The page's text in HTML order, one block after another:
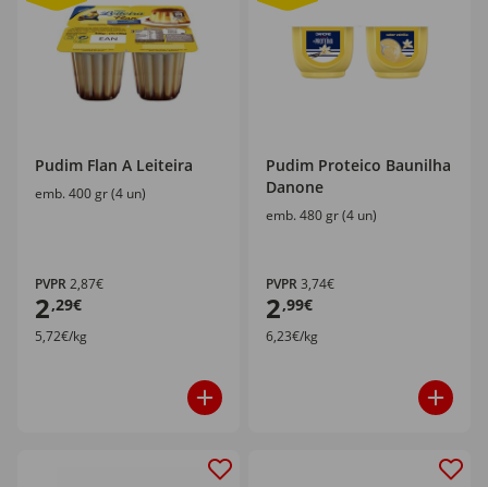
Pudim Flan A Leiteira
emb. 400 gr (4 un)
PVPR2,87€
2,29€
5,72€/kg
Pudim Proteico Baunilha
Danone
emb. 480 gr (4 un)
PVPR3,74€
2,99€
6,23€/kg